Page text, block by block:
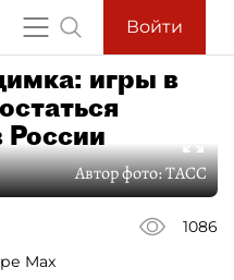
Войти
игры в
Автор фото:ТАСС
1086
Max